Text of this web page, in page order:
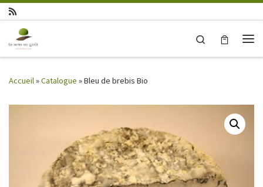
Skip to content
Search
Accueil»Catalogue »Bleu de brebis Bio